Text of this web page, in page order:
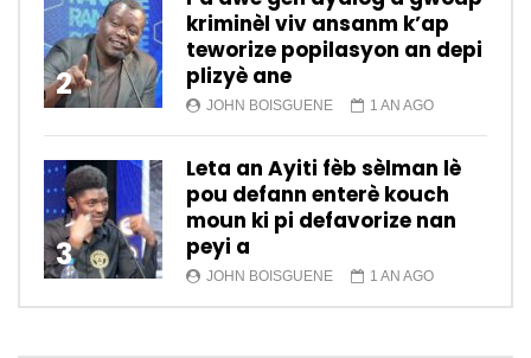
2
kriminèl viv ansanm k’ap
teworize popilasyon an depi
plizyè ane
JOHN BOISGUENE 1 AN AGO
3
Leta an Ayiti fèb sèlman lè
pou defann enterè kouch
moun ki pi defavorize nan
peyi a
JOHN BOISGUENE 1 AN AGO